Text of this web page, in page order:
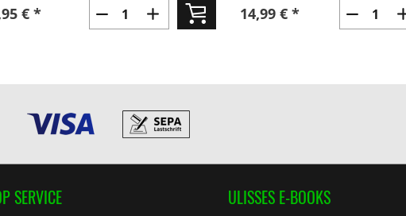
€ * 14,99 € *
SERVICE ULISSES E-BOOKS